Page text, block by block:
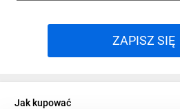
ZAPISZ SIĘ
Jak kupować